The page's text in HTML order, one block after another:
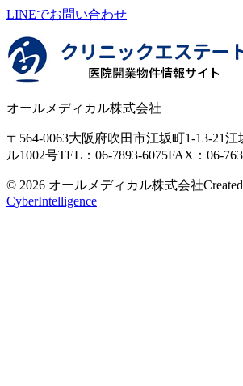
LINEでお問い合わせ
オールメディカル株式会社
〒564-0063大阪府吹田市江坂町1-13-21江
ル1002号TEL：06-7893-6075FAX：06-
© 2026 オールメディカル株式会社
CyberIntelligence